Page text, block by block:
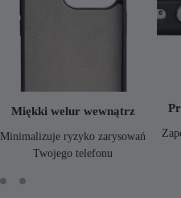
Miękki welur wewnątrz
Minimalizuje ryzyko zarysowań
Twojego telefonu